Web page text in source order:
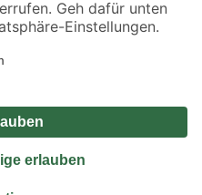
dargestellten Angebote sind unter
angegebenen Verfügbarkeiten beziehen
für Artikel mit Speditionsversand, hier
Vertrag widerrufen